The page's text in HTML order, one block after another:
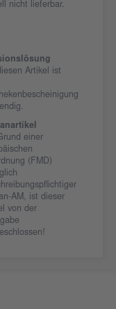
nicht lieferbar.
Artikel ist
einer
(FMD)
AM, ist dieser
von der